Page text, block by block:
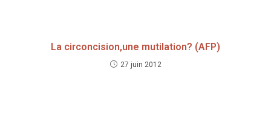
La circoncision,une mutilation? (AFP)
27 juin 2012